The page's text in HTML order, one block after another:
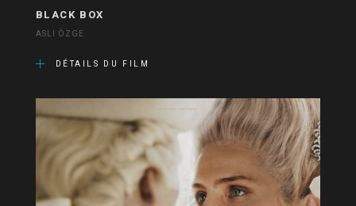
BLACK BOX
ASLI ÖZGE
DÉTAILS DU FILM